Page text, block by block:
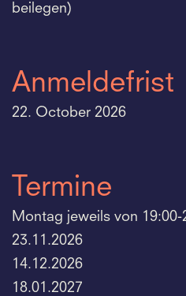
beilegen)
Anmeldefrist
22. October 2026
Termine
Montag jeweils von 19:00-
23.11.2026
14.12.2026
18.01.2027